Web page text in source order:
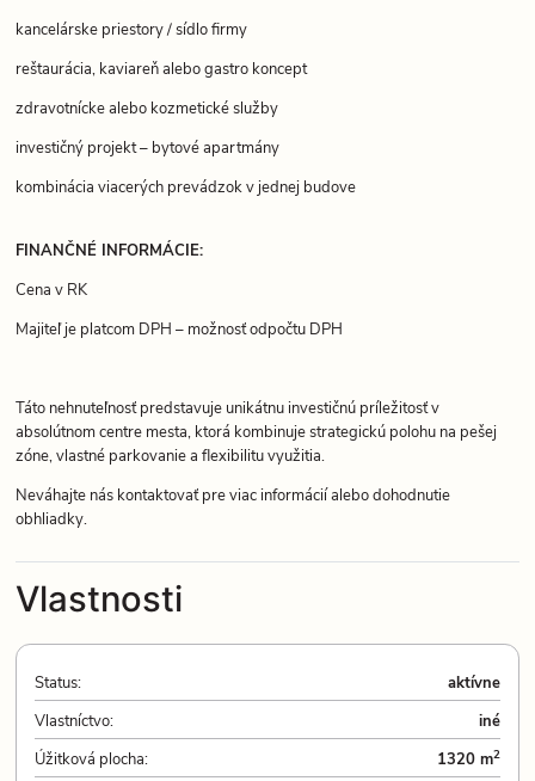
kancelárske priestory / sídlo firmy
reštaurácia, kaviareň alebo gastro koncept
zdravotnícke alebo kozmetické služby
investičný projekt – bytové apartmány
kombinácia viacerých prevádzok v jednej budove
FINANČNÉ INFORMÁCIE:
Cena v RK
Majiteľ je platcom DPH – možnosť odpočtu DPH
Táto nehnuteľnosť predstavuje unikátnu investičnú príležitosť v
absolútnom centre mesta, ktorá kombinuje strategickú polohu na pešej
zóne, vlastné parkovanie a flexibilitu využitia.
Neváhajte nás kontaktovať pre viac informácií alebo dohodnutie
obhliadky.
Vlastnosti
Status:
aktívne
Vlastníctvo:
iné
Úžitková plocha:
1320 m2